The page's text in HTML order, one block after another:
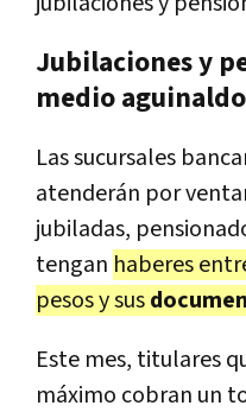
Jubilaciones y
medio aguinaldo
Las sucursales
atenderán por
jubiladas,
tengan haberes
pesos y sus
Este mes, titulares
máximo cobran un